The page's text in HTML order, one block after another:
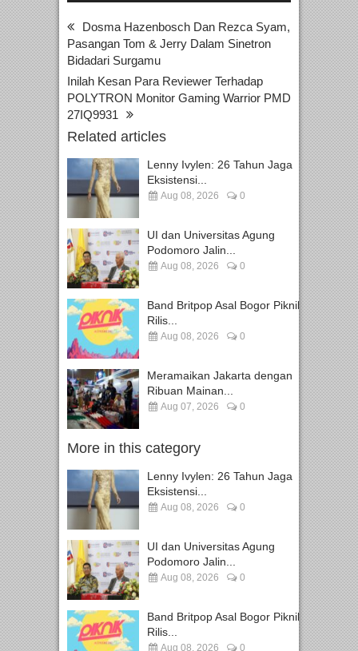
Dosma Hazenbosch Dan Rezca Syam,
Pasangan Tom & Jerry Dalam Sinetron
Bidadari Surgamu
Inilah Kesan Para Reviewer Terhadap
POLYTRON Monitor Gaming Warrior PMD
27IQ9931
Related articles
Lenny Ivylen: 26 Tahun Jaga
Eksistensi...
Aug 08, 2026 0
UI dan Universitas Agung
Podomoro Jalin...
Aug 08, 2026 0
Band Britpop Asal Bogor Piknik
Rilis...
Aug 08, 2026 0
Meramaikan Jakarta dengan
Ribuan Mainan...
Aug 07, 2026 0
More in this category
Lenny Ivylen: 26 Tahun Jaga
Eksistensi...
Aug 08, 2026 0
UI dan Universitas Agung
Podomoro Jalin...
Aug 08, 2026 0
Band Britpop Asal Bogor Piknik
Rilis...
Aug 08, 2026 0